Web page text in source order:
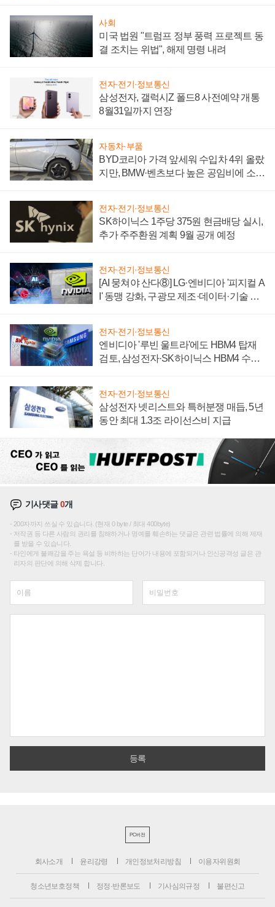
사회
미국 법원 "트럼프 정부 풍력 프로젝트 동
결 조치는 위법", 해제 명령 내려
전자·전기·정보통신
삼성전자, 갤럭시Z 폴드8 사전예약 개통
8월31일까지 연장
자동차·부품
BYD코리아 가격 앞세워 수입차 4위 올랐
지만, BMW·벤츠보다 높은 공임비에 소비
전자·전기·정보통신
SK하이닉스 1주당 375원 현금배당 실시,
추가 주주환원 계획 9월 공개 예정
전자·전기·정보통신
[AI 뭉쳐야 산다⑧] LG·엔비디아 '피지컬 A
I' 동맹 강화, 구광모 제조·데이터·기술 결
전자·전기·정보통신
엔비디아 '루빈 울트라'에도 HBM4 탑재
검토, 삼성전자·SK하이닉스 HBM4 수율
전자·전기·정보통신
삼성전자 넷리스트와 특허분쟁 매듭, 5년
동안 최대 1.3조 라이선스비 지급
기사댓글0개
200자까지 쓰실 수 있습니다. (현재 0 byte / 최대 400byte)
저작권 등 다른 사람의 권리를 침해하거나 명예를 훼손하는 댓글은 관련 법률에 의해 제재
를 받을 수 있습니다.
타인에게 불쾌감을 주는 욕설 등 비하하는 단어가 내용에 포함되거나 인신공격성 글은 관
리자의 판단에 의해 삭제 합니다.
PC버전
회사소개 윤리강령 개인정보처리방침 이용자위원회
청소년보호정책 정정·반론보도 기사심의규정 불편신고